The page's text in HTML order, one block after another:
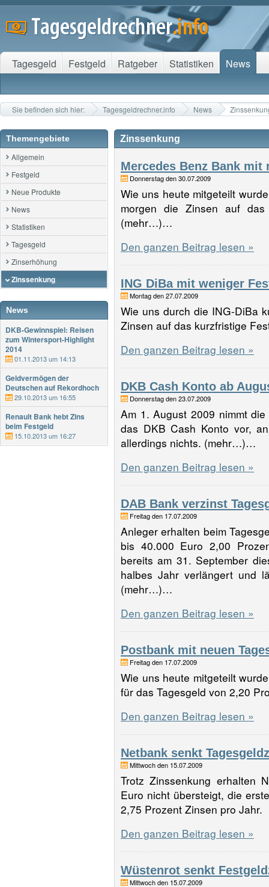
Sie befinden sich hier: Tagesgeldrechner.info News
Themengebiete
Allgemein
Festgeld
Neue Produkte
News
Statistiken
Tagesgeld
Zinserhöhung
Zinssenkung
News
DKB-Gewinnspiel: Reisen
zum Wintersport-Highlight
2014
01.11.2013 um 14:13
Geldvermögen der
Deutschen auf Rekordhoch
29.10.2013 um 16:55
Renault Bank hebt Zins
beim Festgeld
15.10.2013 um 16:27
Zinssenkung
Mercedes Benz Bank mit
Donnerstag den 30.07.2009
Wie uns heute mitgeteilt
morgen die Zinsen auf
(mehr…)…
Den ganzen Beitrag lesen »
ING DiBa mit weniger
Montag den 27.07.2009
Wie uns durch die ING-DiBa
Zinsen auf das kurzfristige
Den ganzen Beitrag lesen »
DKB Cash Konto ab
Donnerstag den 23.07.2009
Am 1. August 2009 nimmt
das DKB Cash Konto vor,
allerdings nichts. (mehr…)…
Den ganzen Beitrag lesen »
DAB Bank verzinst
Freitag den 17.07.2009
Anleger erhalten beim
bis 40.000 Euro 2,00
bereits am 31. September
halbes Jahr verlängert und
(mehr…)…
Den ganzen Beitrag lesen »
Postbank mit neuen
Freitag den 17.07.2009
Wie uns heute mitgeteilt
für das Tagesgeld von 2,20
Den ganzen Beitrag lesen »
Netbank senkt
Mittwoch den 15.07.2009
Trotz Zinssenkung erhalten
Euro nicht übersteigt, die
2,75 Prozent Zinsen pro
Den ganzen Beitrag lesen »
Wüstenrot senkt
Mittwoch den 15.07.2009
Tagesgeld Festgeld Ratgeber Statistiken News